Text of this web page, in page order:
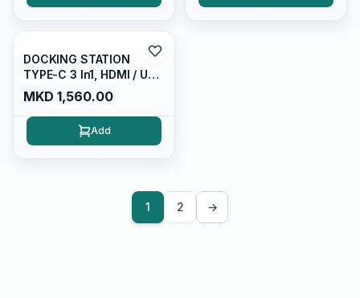
DOCKING STATION
TYPE-C 3 In1, HDMI / USB
2.0 / USB 3.1 / Type-c PD
Max 90W/ CABLEXPERT/
Space Gray/ A-CM-
COMBO3-05
MKD 1,560.00
Add
1 2 →